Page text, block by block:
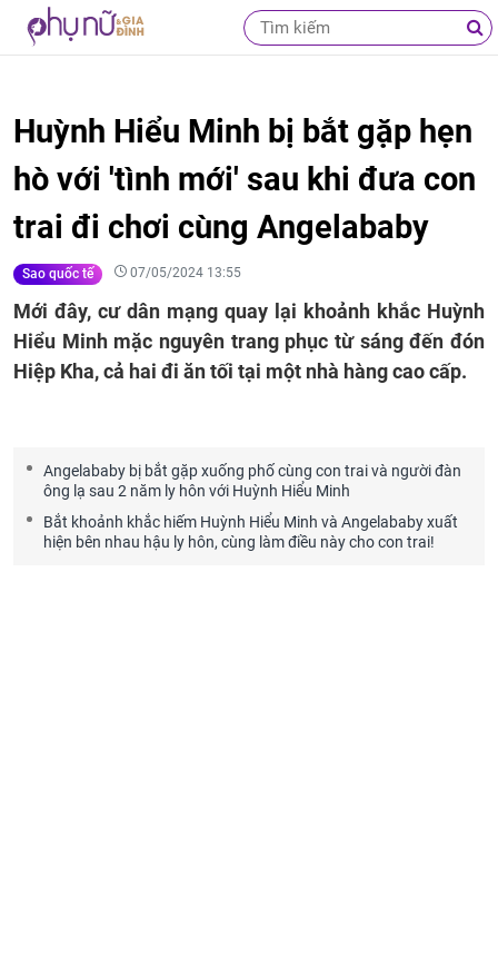
Huỳnh Hiểu Minh bị bắt gặp hẹn
hò với 'tình mới' sau khi đưa con
trai đi chơi cùng Angelababy
Sao quốc tế 07/05/2024 13:55
Mới đây, cư dân mạng quay lại khoảnh khắc Huỳnh
Hiểu Minh mặc nguyên trang phục từ sáng đến đón
Hiệp Kha, cả hai đi ăn tối tại một nhà hàng cao cấp.
Angelababy bị bắt gặp xuống phố cùng con trai và người đàn
ông lạ sau 2 năm ly hôn với Huỳnh Hiểu Minh
Bắt khoảnh khắc hiếm Huỳnh Hiểu Minh và Angelababy xuất
hiện bên nhau hậu ly hôn, cùng làm điều này cho con trai!